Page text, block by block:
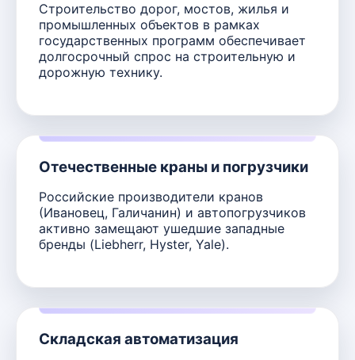
Строительство дорог, мостов, жилья и
промышленных объектов в рамках
государственных программ обеспечивает
долгосрочный спрос на строительную и
дорожную технику.
Отечественные краны и погрузчики
Российские производители кранов
(Ивановец, Галичанин) и автопогрузчиков
активно замещают ушедшие западные
бренды (Liebherr, Hyster, Yale).
Складская автоматизация